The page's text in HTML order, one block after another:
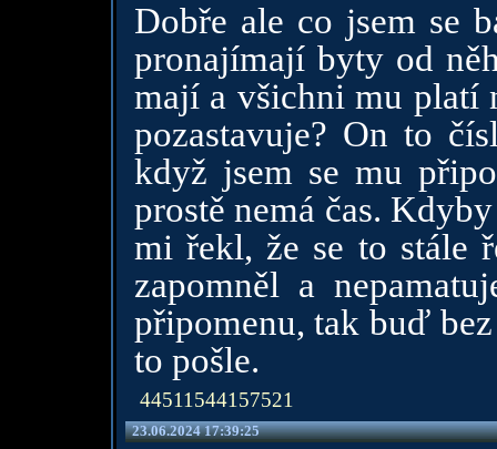
Dobře ale co jsem se
pronajímají byty od
mají a všichni mu platí
pozastavuje? On to
když jsem se mu
prostě nemá čas.
mi řekl, že se to stále
zapomněl a
připomenu, tak buď
to pošle.
44511544157521
23.06.2024 17:39:25